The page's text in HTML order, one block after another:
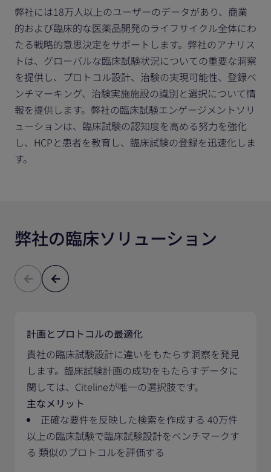
弊社には18万人以上のユーザーのデータがあり、商業
的および臨床的な医薬品開発のライフサイクル全体にわ
たる戦略的意思決定をサポートします。弊社のアナリス
トは、グローバルな臨床試験状況についての重要な洞察
を提供し、プロトコル設計、治験の実現可能性、登録ベ
ンチマーキング、治験実施施設の識別と選択について情
報を提供します。弊社の臨床試験エンゲージメントソリ
ューションは、臨床試験の認知度を高める努力を強化
し、HCPと患者を教育し、臨床試験の登録を迅速化しま
す。
弊社の臨床ソリューション
計画とプロトコルの最適化
貴社の臨床試験設計に違いをもたらす洞察を発見
します。臨床試験計画の成功をもたらすデータに
関しては、Citelineが唯一の選択肢です。
主なメリット
正確な要件を反映した検索を作成する 40万件
以上の臨床試験で臨床試験設計をベンチマークす
る 類似のプロトコルを評価する